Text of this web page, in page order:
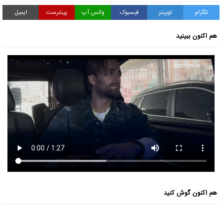
تلگرام توییتر فیسبوک واتس آپ پینترست ایمیل
هم اکنون ببینید
هم اکنون گوش کنید